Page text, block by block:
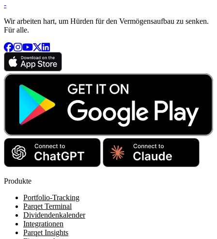
-
Wir arbeiten hart, um Hürden für den Vermögensaufbau zu senken.
Für alle.
Produkte
Portfolio-Tracking
Parqet Terminal
Dividendenkalender
Integrationen
Parqet Insights